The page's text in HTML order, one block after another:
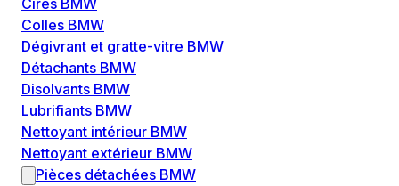
Cires BMW
Colles BMW
Dégivrant et gratte-vitre BMW
Détachants BMW
Disolvants BMW
Lubrifiants BMW
Nettoyant intérieur BMW
Nettoyant extérieur BMW
Pièces détachées BMW